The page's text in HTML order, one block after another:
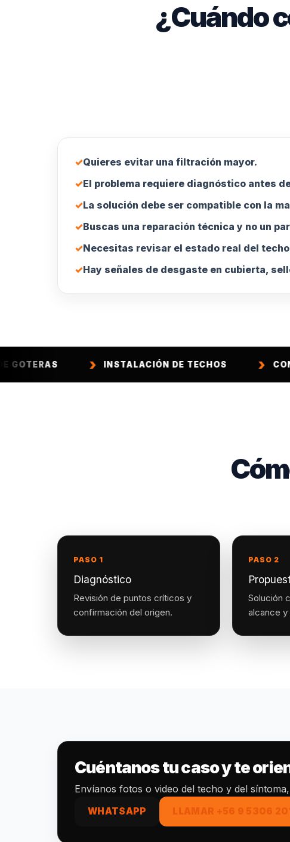
¿Cuándo
✓Quieres evitar una filtración mayor.
✓El problema requiere diagnóstico antes
✓La solución debe ser compatible con la
✓Buscas una reparación técnica y no un
✓Necesitas revisar el estado real del
✓Hay señales de desgaste en cubierta,
INSTALACIÓN DE TECHOS
PASO 1
Diagnóstico
Revisión de puntos críticos y
confirmación del origen.
PASO 2
Solución
alcance y
Cuéntanos tu caso y te
Envíanos fotos o video del techo y del
WHATSAPP LLAMAR +56 9 5306